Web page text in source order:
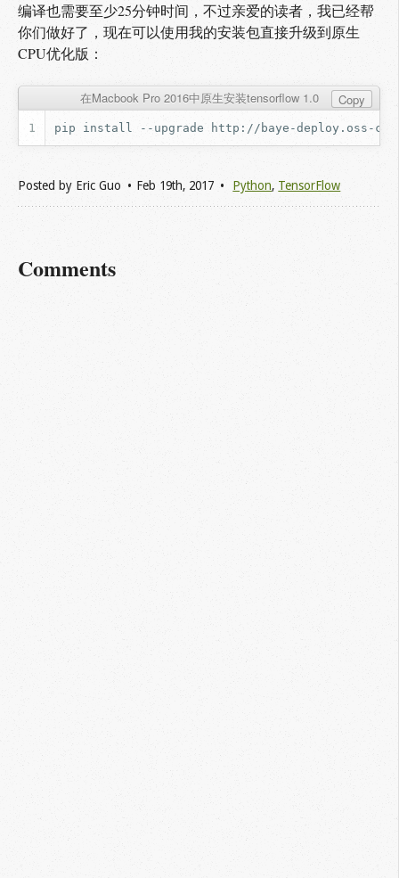
编译也需要至少25分钟时间，不过亲爱的读者，我已经帮
你们做好了，现在可以使用我的安装包直接升级到原生
CPU优化版：
在Macbook Pro 2016中原生安装tensorflow 1.0 Copy
pip install --upgrade
Posted by Eric Guo Feb 19th, 2017 Python, TensorFlow
Comments